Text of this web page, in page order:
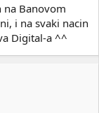
puta, a evo
me je, i
konfu u fullu,
na Banovom
i na svaki nacin
Digital-a ^^